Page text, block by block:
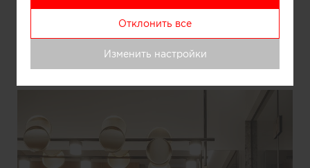
Информация
Отклонить все
Изменить настройки